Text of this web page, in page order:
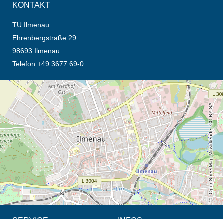
KONTAKT
TU Ilmenau
Ehrenbergstraße 29
98693 Ilmenau
Telefon +49 3677 69-0
Öffnet die Anfahrtsbeschreibung in neuem Tab (Karte)
© OpenStreetMap-Mitwirkende, CC BY-SA